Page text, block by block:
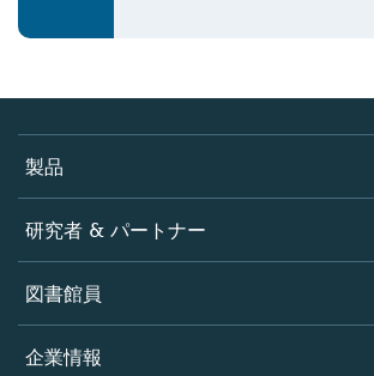
製品
ジャーナル
書籍
プラットフォーム
研究者 & パートナー
著者
編集者
オープンサイエンス
図書館員
概要
企業情報